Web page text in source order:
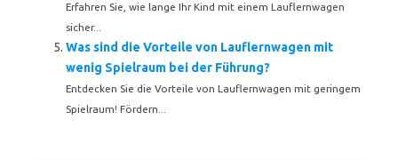
Erfahren Sie, wie lange Ihr Kind mit einem Lauflernwagen
sicher...
Was sind die Vorteile von Lauflernwagen mit
wenig Spielraum bei der Führung?
Entdecken Sie die Vorteile von Lauflernwagen mit geringem
Spielraum! Fördern...